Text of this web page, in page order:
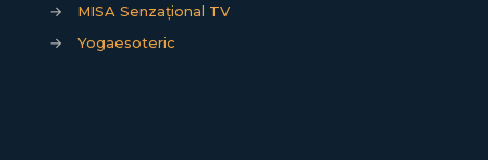
→
MISA Senzațional TV
→
Yogaesoteric